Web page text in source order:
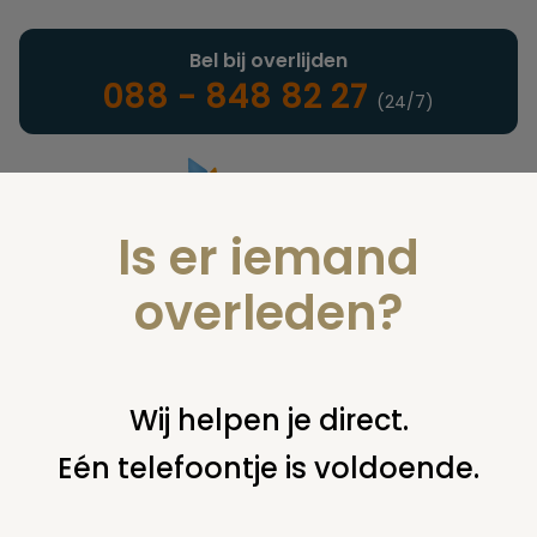
Landelijke uitvaartonderneming
Bel bij overlijden
088 - 848 82 27 (24/7)
U bent hier: home juridisch begraven grafsteen /
tekst op grafsteen veranderen zonder instemming
Is er iemand
overleden?
Wij helpen je direct.
Eén telefoontje is voldoende.